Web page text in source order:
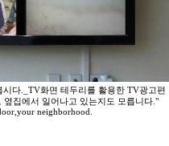
다._TV화면 테두리를 활용한 TV광고편
집에서 일어나고 있는지도 모릅니다."
neighborhood.